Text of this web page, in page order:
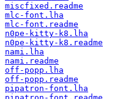
miscfixed.readme
mlc-font.lha
mlc-font.readme
n0pe-kitty-k8.lha
n0pe-kitty-k8.readme
nami.lha
nami.readme
off-popp.lha
off-popp.readme
pipatron-font.lha